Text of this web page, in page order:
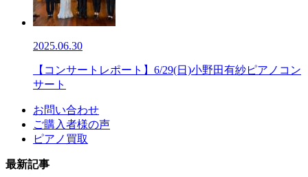
2025.06.30
【コンサートレポート】6/29(日)小野田有紗ピアノコン
サート
お問い合わせ
ご購入者様の声
ピアノ買取
最新記事